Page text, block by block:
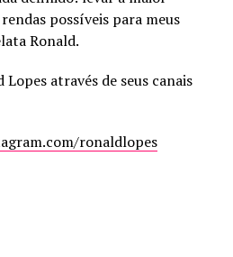
possíveis para meus
Ronald.
Lopes através de seus canais
ronaldlopes